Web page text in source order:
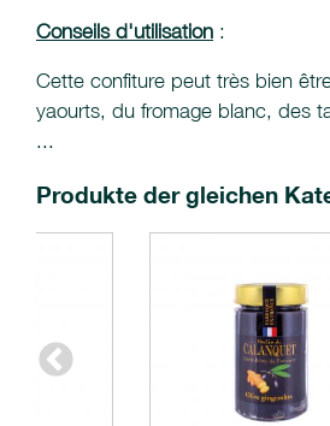
Conseils d'utilisation :
Cette confiture peut très bien
yaourts, du fromage blanc, des
...
Produkte der gleichen